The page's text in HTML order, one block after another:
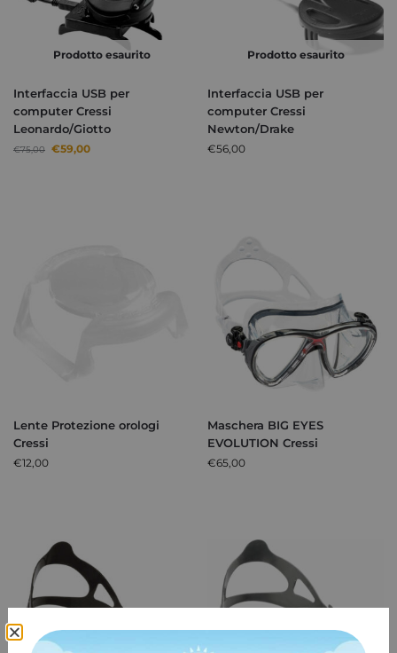
Prodotto esaurito
Interfaccia USB per
computer Cressi
Leonardo/Giotto
€75,00 €59,00
Prodotto esaurito
Interfaccia USB per
computer Cressi
Newton/Drake
€56,00
Lente Protezione orologi
Cressi
€12,00
Maschera BIG EYES
EVOLUTION Cressi
€65,00